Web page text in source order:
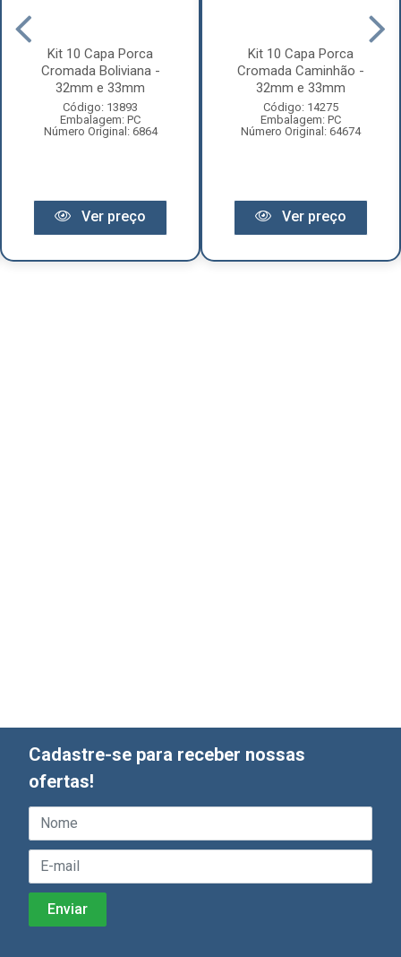
Kit 10 Capa Porca
Cromada Boliviana -
32mm e 33mm
Código: 13893
Embalagem: PC
Número Original: 6864
Ver preço
Kit 10 Capa Porca
Cromada Caminhão -
32mm e 33mm
Código: 14275
Embalagem: PC
Número Original: 64674
Ver preço
Cadastre-se para receber nossas
ofertas!